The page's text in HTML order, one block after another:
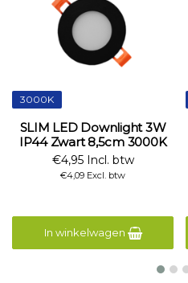
3000K
SLIM LED Downlight 3W
IP44 Zwart 8,5cm 3000K
€4,95 Incl. btw
€4,09 Excl. btw
In winkelwagen